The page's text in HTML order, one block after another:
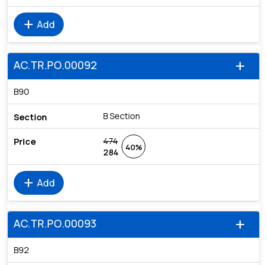
add Add
add
AC.TR.PO.00092
B90
B Section
474
284
40%
add Add
add
AC.TR.PO.00093
B92